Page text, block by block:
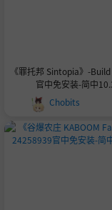
《罪托邦 Sintopia》-
官中免安装-简中
Chobits